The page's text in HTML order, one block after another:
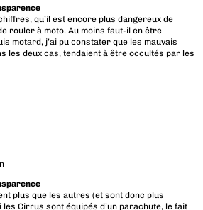
qu’il est encore plus dangereux de
rouler à moto. Au moins faut-il en être
motard, j’ai pu constater que les mauvais
les deux cas, tendaient à être occultés par les
plus que les autres (et sont donc plus
Cirrus sont équipés d’un parachute, le fait